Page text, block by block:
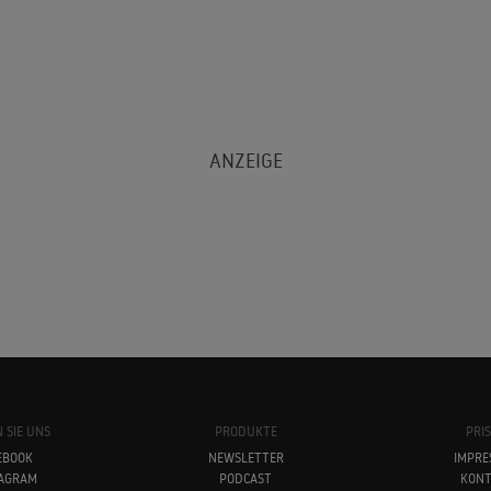
SIE UNS
PRODUKTE
NEWSLETTER
PODCAST